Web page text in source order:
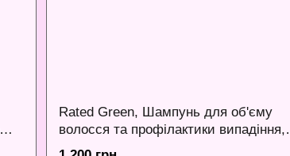
Rated Green, Шампунь для об'єму
волосся та профілактики випадіння,
REAL GROW ANTI HAIR LOSS EXTRA